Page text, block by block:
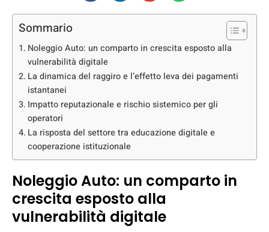
Sommario
Noleggio Auto: un comparto in crescita esposto alla
vulnerabilità digitale
La dinamica del raggiro e l’effetto leva dei pagamenti
istantanei
Impatto reputazionale e rischio sistemico per gli
operatori
La risposta del settore tra educazione digitale e
cooperazione istituzionale
Noleggio Auto: un comparto in
crescita esposto alla
vulnerabilità digitale